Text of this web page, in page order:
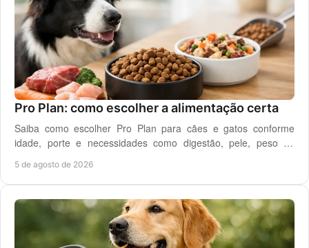
Pro Plan: como escolher a alimentação certa
Saiba como escolher Pro Plan para cães e gatos conforme
idade, porte e necessidades como digestão, pele, peso ou
5 de agosto de 2026